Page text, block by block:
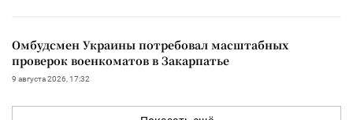
Омбудсмен Украины потребовал масштабных
проверок военкоматов в Закарпатье
9 августа 2026, 17:32